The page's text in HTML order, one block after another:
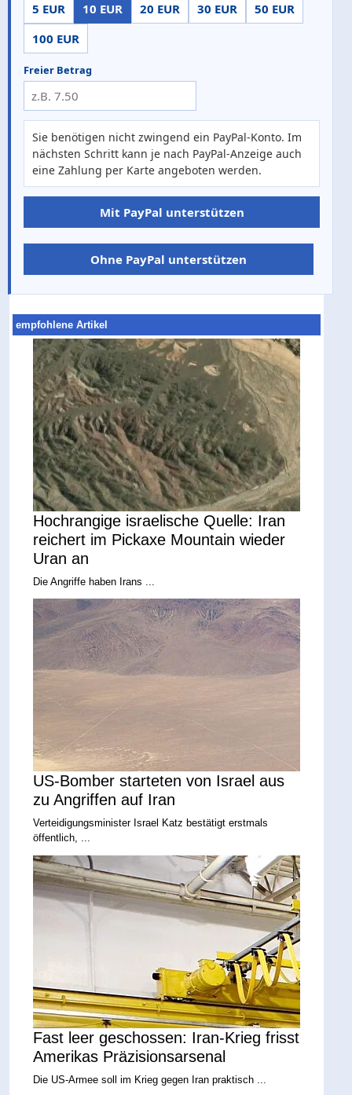
5 EUR 10 EUR 20 EUR 30 EUR
50 EUR
100 EUR
Freier Betrag
Sie benötigen nicht zwingend ein PayPal-Konto. Im
nächsten Schritt kann je nach PayPal-Anzeige auch
eine Zahlung per Karte angeboten werden.
Mit PayPal unterstützen
Ohne PayPal unterstützen
empfohlene Artikel
Hochrangige israelische Quelle: Iran
reichert im Pickaxe Mountain wieder
Uran an
Die Angriffe haben Irans ...
US-Bomber starteten von Israel aus
zu Angriffen auf Iran
Verteidigungsminister Israel Katz bestätigt erstmals
öffentlich, ...
Fast leer geschossen: Iran-Krieg frisst
Amerikas Präzisionsarsenal
Die US-Armee soll im Krieg gegen Iran praktisch ...